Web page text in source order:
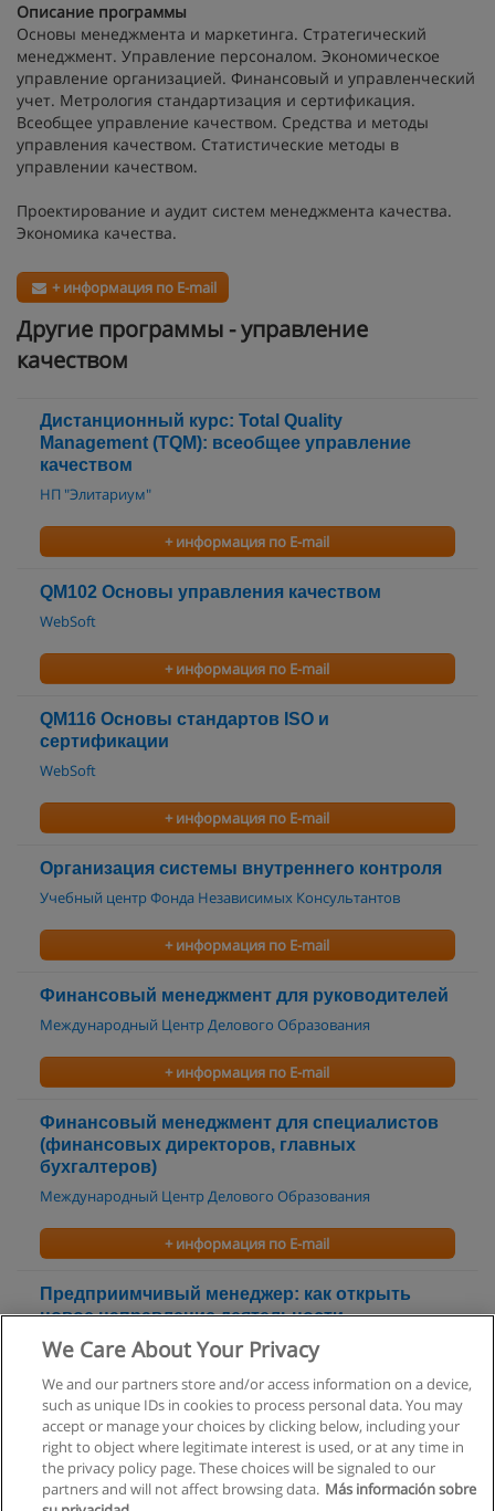
Описание программы
Основы менеджмента и маркетинга. Стратегический
менеджмент. Управление персоналом. Экономическое
управление организацией. Финансовый и управленческий
учет. Метрология стандартизация и сертификация.
Всеобщее управление качеством. Средства и методы
управления качеством. Статистические методы в
управлении качеством.
Проектирование и аудит систем менеджмента качества.
Экономика качества.
+ информация по E-mail
Другие программы - управление
качеством
Дистанционный курс: Total Quality
Management (TQM): всеобщее управление
качеством
НП "Элитариум"
+ информация по E-mail
QM102 Основы управления качеством
WebSoft
+ информация по E-mail
QM116 Основы стандартов ISO и
сертификации
WebSoft
+ информация по E-mail
Организация системы внутреннего контроля
Учебный центр Фонда Независимых Консультантов
+ информация по E-mail
Финансовый менеджмент для руководителей
Международный Центр Делового Образования
+ информация по E-mail
Финансовый менеджмент для специалистов
(финансовых директоров, главных
бухгалтеров)
Международный Центр Делового Образования
+ информация по E-mail
Предприимчивый менеджер: как открыть
новое направление деятельности,
систематизировать управленческий опыт
Международный Центр Делового Образования
+ информация по E-mail
We Care About Your Privacy
We and our partners store and/or access information on a device,
such as unique IDs in cookies to process personal data. You may
accept or manage your choices by clicking below, including your
right to object where legitimate interest is used, or at any time in
the privacy policy page. These choices will be signaled to our
partners and will not affect browsing data. Más información sobre